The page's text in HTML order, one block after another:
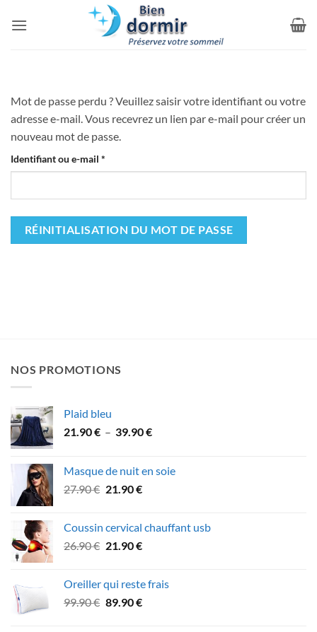
Mot de passe perdu ? Veuillez saisir votre identifiant ou votre
adresse e-mail. Vous recevrez un lien par e-mail pour créer un
nouveau mot de passe.
Identifiant ou e-mail *
RÉINITIALISATION DU MOT DE PASSE
NOS PROMOTIONS
Plaid bleu
21.90€ – 39.90€Plage
21.90 €
Masque de nuit en soie
27.90€ Le
était :
27.90 €.
21.90€Le
est :
21.90 €.
Coussin cervical chauffant usb
26.90€ Le
était :
26.90 €.
21.90€Le
est :
21.90 €.
Oreiller qui reste frais
99.90€ Le
89.90€Le